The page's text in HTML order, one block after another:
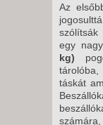
Az
szólítsák
egy
kg)
táskát